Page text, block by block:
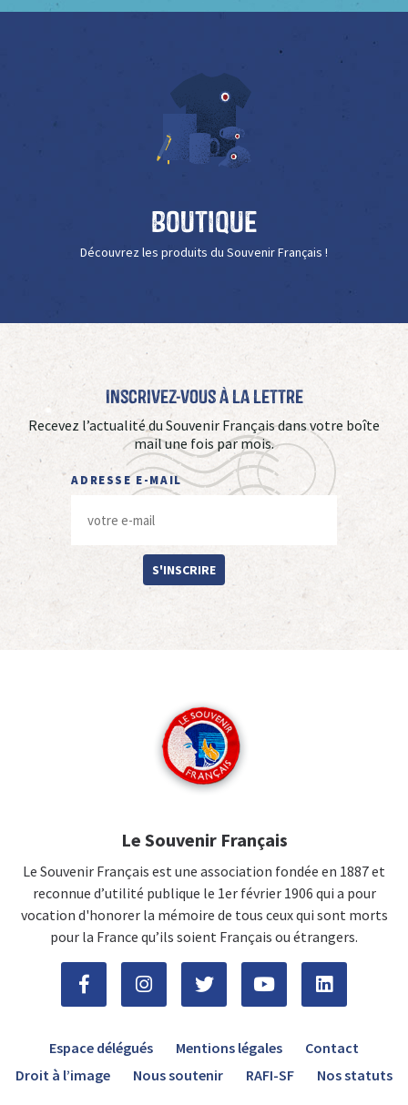
Boutique
Découvrez les produits du Souvenir Français !
Inscrivez-vous à La Lettre
Recevez l’actualité du Souvenir Français dans votre boîte
mail une fois par mois.
ADRESSE E-MAIL
S'INSCRIRE
Le Souvenir Français
Le Souvenir Français est une association fondée en 1887 et
reconnue d’utilité publique le 1er février 1906 qui a pour
vocation d'honorer la mémoire de tous ceux qui sont morts
pour la France qu’ils soient Français ou étrangers.
Espace délégués Mentions légales
Contact
Droit à l’image
Nous soutenir RAFI-SF Nos statuts